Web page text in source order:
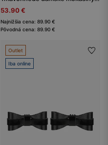
53.90 €
Najnižšia cena: 89.90 €
Pôvodná cena: 89.90 €
Outlet
Iba online